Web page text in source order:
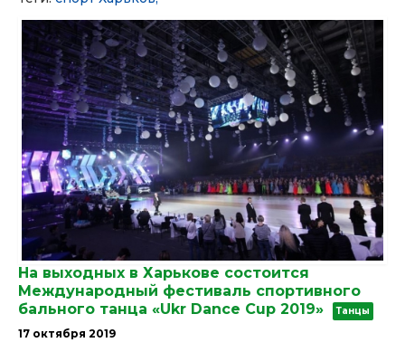
На выходных в Харькове состоится
Международный фестиваль спортивного
бального танца «Ukr Dance Cup 2019»
Танцы
17 октября 2019